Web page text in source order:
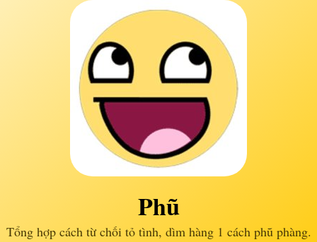
Phũ
Tổng hợp cách từ chối tỏ tình, dìm hàng 1 cách phũ phàng.